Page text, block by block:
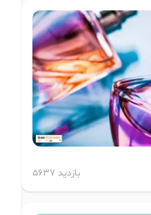
بازدید 5637